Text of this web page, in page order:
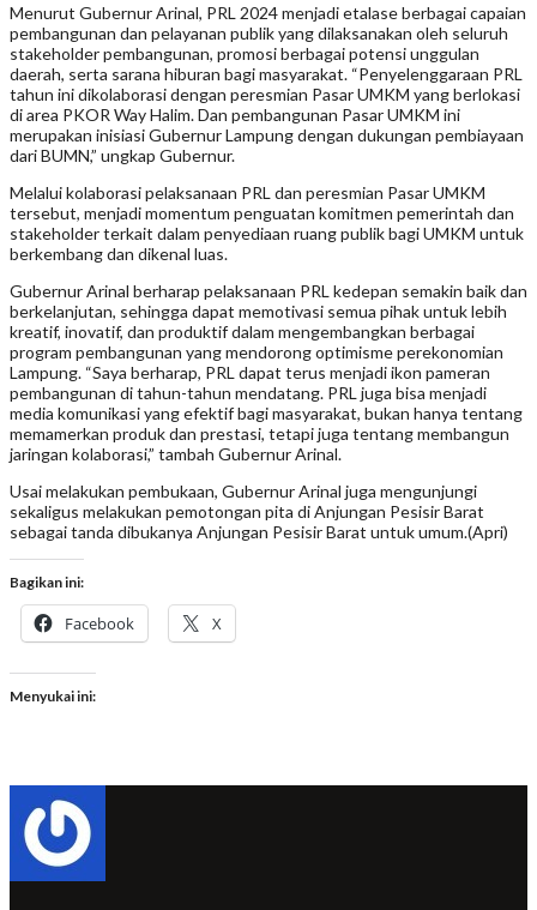
Menurut Gubernur Arinal, PRL 2024 menjadi etalase berbagai capaian
pembangunan dan pelayanan publik yang dilaksanakan oleh seluruh
stakeholder pembangunan, promosi berbagai potensi unggulan
daerah, serta sarana hiburan bagi masyarakat. “Penyelenggaraan PRL
tahun ini dikolaborasi dengan peresmian Pasar UMKM yang berlokasi
di area PKOR Way Halim. Dan pembangunan Pasar UMKM ini
merupakan inisiasi Gubernur Lampung dengan dukungan pembiayaan
dari BUMN,” ungkap Gubernur.
Melalui kolaborasi pelaksanaan PRL dan peresmian Pasar UMKM
tersebut, menjadi momentum penguatan komitmen pemerintah dan
stakeholder terkait dalam penyediaan ruang publik bagi UMKM untuk
berkembang dan dikenal luas.
Gubernur Arinal berharap pelaksanaan PRL kedepan semakin baik dan
berkelanjutan, sehingga dapat memotivasi semua pihak untuk lebih
kreatif, inovatif, dan produktif dalam mengembangkan berbagai
program pembangunan yang mendorong optimisme perekonomian
Lampung. “Saya berharap, PRL dapat terus menjadi ikon pameran
pembangunan di tahun-tahun mendatang. PRL juga bisa menjadi
media komunikasi yang efektif bagi masyarakat, bukan hanya tentang
memamerkan produk dan prestasi, tetapi juga tentang membangun
jaringan kolaborasi,” tambah Gubernur Arinal.
Usai melakukan pembukaan, Gubernur Arinal juga mengunjungi
sekaligus melakukan pemotongan pita di Anjungan Pesisir Barat
sebagai tanda dibukanya Anjungan Pesisir Barat untuk umum.(Apri)
Bagikan ini:
Facebook X
Menyukai ini: